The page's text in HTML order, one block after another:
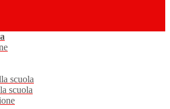
scuola
scuola